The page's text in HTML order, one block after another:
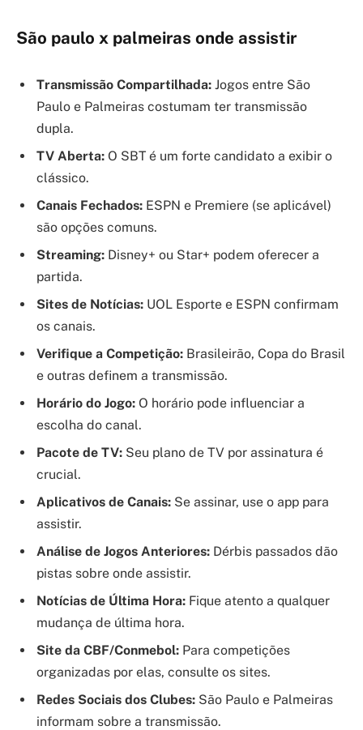
São paulo x palmeiras onde assistir
Transmissão Compartilhada: Jogos entre São
Paulo e Palmeiras costumam ter transmissão
dupla.
TV Aberta: O SBT é um forte candidato a exibir o
clássico.
Canais Fechados: ESPN e Premiere (se aplicável)
são opções comuns.
Streaming: Disney+ ou Star+ podem oferecer a
partida.
Sites de Notícias: UOL Esporte e ESPN confirmam
os canais.
Verifique a Competição: Brasileirão, Copa do Brasil
e outras definem a transmissão.
Horário do Jogo: O horário pode influenciar a
escolha do canal.
Pacote de TV: Seu plano de TV por assinatura é
crucial.
Aplicativos de Canais: Se assinar, use o app para
assistir.
Análise de Jogos Anteriores: Dérbis passados dão
pistas sobre onde assistir.
Notícias de Última Hora: Fique atento a qualquer
mudança de última hora.
Site da CBF/Conmebol: Para competições
organizadas por elas, consulte os sites.
Redes Sociais dos Clubes: São Paulo e Palmeiras
informam sobre a transmissão.